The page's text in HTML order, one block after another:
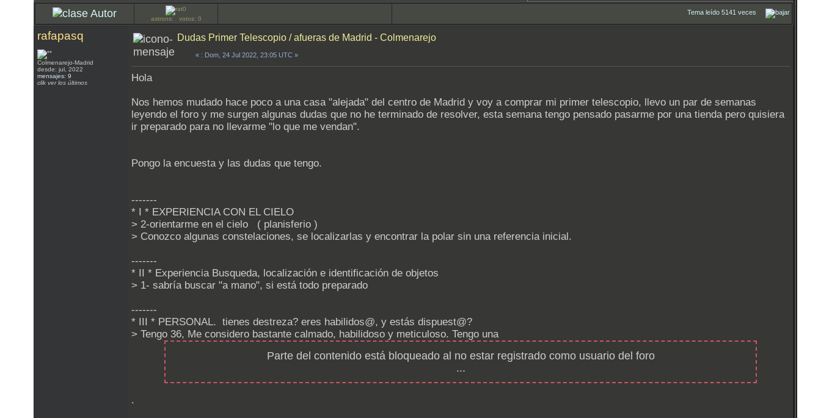
Autor astrons: votos: 0
Tema leído 5141 veces
rafapasq
Colmenarejo-Madrid
desde: jul, 2022
mensajes: 9
clik ver los últimos
Dudas Primer Telescopio / afueras de Madrid - Colmenarejo
« : Dom, 24 Jul 2022, 23:05 UTC »
Hola
Nos hemos mudado hace poco a una casa "alejada" del centro de Madrid y voy a comprar mi primer telescopio, llevo un par de semanas
leyendo el foro y me surgen algunas dudas que no he terminado de resolver, esta semana tengo pensado pasarme por una tienda pero quisiera
ir preparado para no llevarme "lo que me vendan".
Pongo la encuesta y las dudas que tengo.
-------
* I * EXPERIENCIA CON EL CIELO
> 2-orientarme en el cielo ( planisferio )
> Conozco algunas constelaciones, se localizarlas y encontrar la polar sin una referencia inicial.
-------
* II * Experiencia Busqueda, localización e identificación de objetos
> 1- sabría buscar "a mano", si está todo preparado
-------
* III * PERSONAL. tienes destreza? eres habilidos@, y estás dispuest@?
> Tengo 36, Me considero bastante calmado, habilidoso y meticuloso. Tengo una
Parte del contenido está bloqueado al no estar registrado como usuario del foro
...
.